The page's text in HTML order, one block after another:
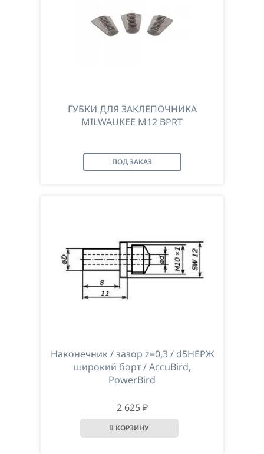
ГУБКИ ДЛЯ ЗАКЛЕПОЧНИКА
MILWAUKEE M12 BPRT
ПОД ЗАКАЗ
Наконечник / зазор z=0,3 / d5НЕРЖ
широкий борт / AccuBird,
PowerBird
2 625 ₽